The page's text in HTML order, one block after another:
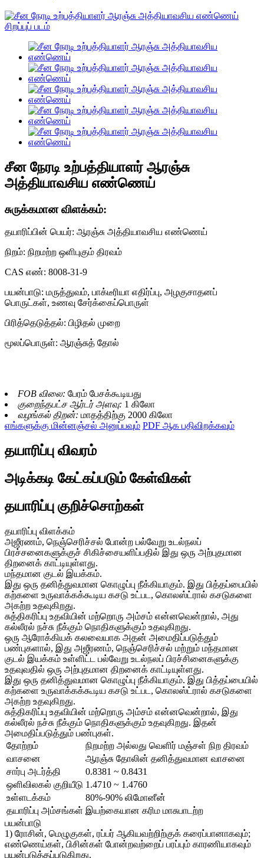
சீன நேரடி உற்பத்தியாளர் ஆரஞ்சு
அத்தியாவசிய எண்ணெய்
சுருக்கமான விளக்கம்:
தயாரிப்பின் பெயர்: ஆரஞ்சு அத்தியாவசிய எண்ணெய்
நிறம்: நிறமற்ற ஒளிபுகும் திரவம்
CAS எண்: 8008-31-9
பயன்பாடு: மருத்துவம், பாக்டீரியா எதிர்ப்பு, அழகுசாதனப்
பொருட்கள், உணவு சேர்க்கைப்பொருள்
பிரித்தெடுத்தல்: பிழிதல் முறை
மூலப்பொருள்: ஆரஞ்சுத் தோல்
FOB விலை: பேரம் பேசக்கூடியது
குறைந்தபட்ச ஆர்டர் அளவு: 1 கிலோ
வழங்கல் திறன்: மாதத்திற்கு 2000 கிலோ
எங்களுக்கு மின்னஞ்சல் அனுப்பவும் PDF ஆக பதிவிறக்கவும்
தயாரிப்பு விவரம்
அடிக்கடி கேட்கப்படும் கேள்விகள்
தயாரிப்பு குறிச்சொற்கள்
தயாரிப்பு விளக்கம்
அஜீரணம், நெஞ்செரிச்சல் போன்ற பல்வேறு உடல்நலப்
பிரச்சனைகளுக்குச் சிகிச்சையளிப்பதில் இது ஒரு அற்புதமான
திறனைக் காட்டியுள்ளது.
மந்தமான குடல் இயக்கம்.
இது ஒரு தனித்துவமான கொழுப்பு நீக்கியாகும். இது பித்தப்பையில்
கற்களை உருவாக்கக்கூடிய கசடு உட்பட, கொலஸ்ட்ரால் கசடுகளை
அகற்ற உதவுகிறது.
சுத்திகரிப்பு உதவியின் மற்றொரு அம்சம் என்னவென்றால், அது
கல்லீரல் நச்சு நீக்கும் நொதிகளுக்கும் உதவுகிறது.
ஒரு ஆரோக்கியக் கலவையாக அதன் அமைதிப்படுத்தும்
பண்புகளால், இது அஜீரணம், நெஞ்செரிச்சல் மற்றும் மந்தமான
குடல் இயக்கம் உள்ளிட்ட பல்வேறு உடல்நலப் பிரச்சினைகளுக்கு
உதவுவதில் ஒரு அற்புதமான திறனைக் காட்டியுள்ளது.
இது ஒரு தனித்துவமான கொழுப்பு நீக்கியாகும். இது பித்தப்பையில்
கற்களை உருவாக்கக்கூடிய கசடு உட்பட, கொலஸ்ட்ரால் கசடுகளை
அகற்ற உதவுகிறது.
சுத்திகரிப்பு உதவியின் மற்றொரு அம்சம் என்னவென்றால், இது
கல்லீரல் நச்சு நீக்கும் நொதிகளுக்கும் உதவுகிறது. இதன்
அமைதிப்படுத்தும் பண்புகள்.
தோற்றம்
நிறமற்ற அல்லது வெளிர் மஞ்சள் நிற திரவம்
வாசனை
ஆரஞ்சு தோலின் தனித்துவமான வாசனை
சார்பு அடர்த்தி
0.8381 ~ 0.8431
ஒளிவிலகல் குறியீடு 1.4710 ~ 1.4760
உள்ளடக்கம்
80%-90% லிமோனீன்
தயாரிப்பு அம்சங்கள் இயற்கையான கரிம மாசுபாடற்ற
பயன்பாடு
1) ரோசின், மெழுகுகள், ரப்பர் ஆகியவற்றிற்குக் கரைப்பானாகவும்;
எண்ணெய்கள், பிசின்கள் போன்றவற்றைப் பரப்பும் காரணியாகவும்
பயன்படுத்தப்படுகிறது.